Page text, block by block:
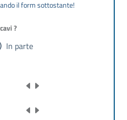
il form sottostante!
?
In parte